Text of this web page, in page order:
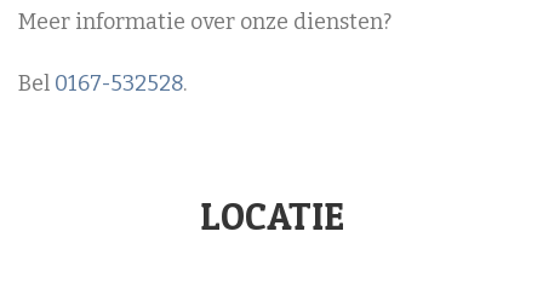
Meer informatie over onze diensten?
Bel 0167-532528.
LOCATIE